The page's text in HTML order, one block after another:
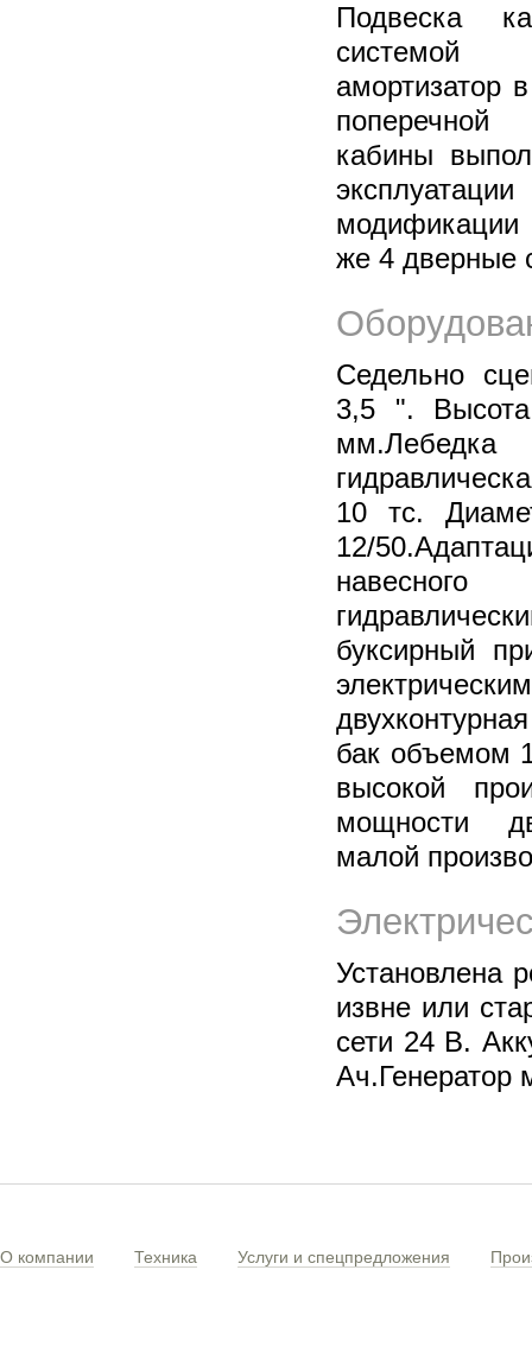
Подвеска
системой
амортизатор
поперечной
кабины
же 4 дверные
Седельно
3,5 ".
10 тс.
12/
буксирный
бак объемом
высокой
мощности
малой
Установлена
извне или
сети 24 В.
О компании Техника Услуги и спецпредложения